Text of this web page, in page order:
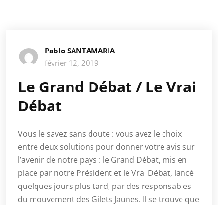
Pablo SANTAMARIA
février 12, 2019
Le Grand Débat / Le Vrai
Débat
Vous le savez sans doute : vous avez le choix
entre deux solutions pour donner votre avis sur
l’avenir de notre pays : le Grand Débat, mis en
place par notre Président et le Vrai Débat, lancé
quelques jours plus tard, par des responsables
du mouvement des Gilets Jaunes. Il se trouve que